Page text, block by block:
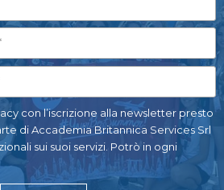
con l’iscrizione alla newsletter presto
di Accademia Britannica Services Srl
sui suoi servizi. Potrò in ogni